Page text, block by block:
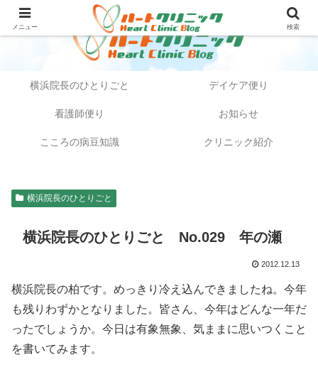
横浜院長のひとりごと デイケア便り
看護師便り お知らせ
こころの病豆知識 クリニック紹介
横浜院長のひとりごと
横浜院長のひとりごと No.029 年の瀬
2012.12.13
横浜院長の柏です。めっきり冷え込んできましたね。今年
も残りわずかとなりました。皆さん、今年はどんな一年だ
ったでしょうか。今日は有象無象、気ままに思いつくこと
を書いてみます。
メニュー 検索